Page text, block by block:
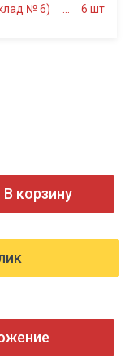
№ 6) 6 шт
В корзину